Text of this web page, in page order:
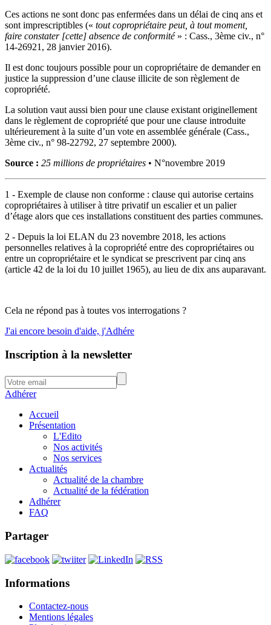
Ces actions ne sont donc pas enfermées dans un délai de cinq ans et
sont imprescriptibles (« tout copropriétaire peut, à tout moment,
faire constater [cette] absence de conformité» : Cass., 3ème civ., n°
14-26921, 28 janvier 2016).
Il est donc toujours possible pour un copropriétaire de demander en
justice la suppression d’une clause illicite de son règlement de
copropriété.
La solution vaut aussi bien pour une clause existant originellement
dans le règlement de copropriété que pour une clause introduite
ultérieurement à la suite d’un vote en assemblée générale (Cass.,
3ème civ., n° 98-22792, 27 septembre 2000).
Source : 25 millions de propriétaires • N°novembre 2019
1 - Exemple de clause non conforme : clause qui autorise certains
copropriétaires à utiliser à titre privatif un escalier et un palier
d’étage alors que ces installations constituent des parties communes.
2 - Depuis la loi ELAN du 23 novembre 2018, les actions
personnelles relatives à la copropriété entre des copropriétaires ou
entre un copropriétaire et le syndicat se prescrivent par cinq ans
(article 42 de la loi du 10 juillet 1965), au lieu de dix ans auparavant.
Cela ne répond pas à toutes vos interrogations ?
J'ai encore besoin d'aide, j'Adhére
Inscription à la newsletter
Adhérer
Accueil
Présentation
L'Edito
Nos activités
Nos services
Actualités
Actualité de la chambre
Actualité de la fédération
Adhérer
FAQ
Partager
Informations
Contactez-nous
Mentions légales